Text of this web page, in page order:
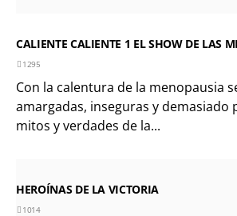
CALIENTE CALIENTE 1 EL SHOW DE LAS
1295
Con la calentura de la menopausia
amargadas, inseguras y demasiado
mitos y verdades de la...
HEROÍNAS DE LA VICTORIA
1014